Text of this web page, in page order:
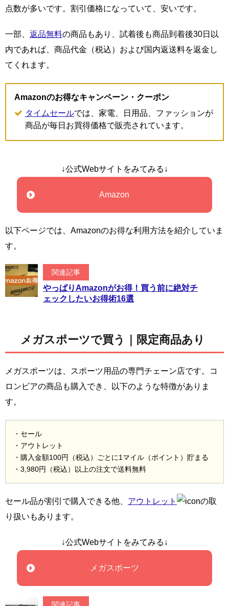
点数が多いです。割引価格になっていて、安いです。
一部、 返品無料の商品もあり、試着後も商品到着後30日以
内であれば、商品代金（税込）および国内返送料を返金し
てくれます。
Amazonのお得なキャンペーン・クーポン
タイムセールでは、家電、日用品、ファッションが
商品が毎日お買得価格で販売されています。
↓公式Webサイトをみてみる↓
Amazon
以下ページでは、Amazonのお得な利用方法を紹介していま
す。
関連記事
やっぱりAmazonがお得！買う前に絶対チ
ェックしたいお得術16選
メガスポーツで買う｜限定商品あり
メガスポーツは、スポーツ用品の専門チェーン店です。コ
ロンビアの商品も購入でき、以下のような特徴がありま
す。
・セール
・アウトレット
・購入金額100円（税込）ごとに1マイル（ポイント）貯まる
・3,980円（税込）以上の注文で送料無料
セール品が割引で購入できる他、 アウトレット
の取
り扱いもあります。
↓公式Webサイトをみてみる↓
メガスポーツ